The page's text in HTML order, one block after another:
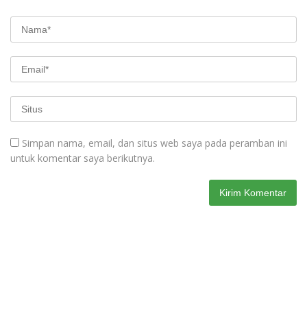
Simpan nama, email, dan situs web saya pada peramban ini
untuk komentar saya berikutnya.